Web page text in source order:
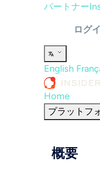
パートナー
ログ
English
Home
プラットフ
概要